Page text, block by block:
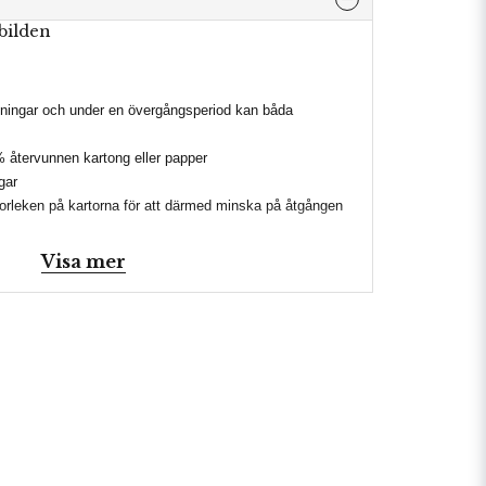
och under en övergångsperiod kan båda
återvunnen kartong eller papper
på kartorna för att därmed minska på åtgången
användningen av bläck
att använda ett material för varje produkt
Visa mer